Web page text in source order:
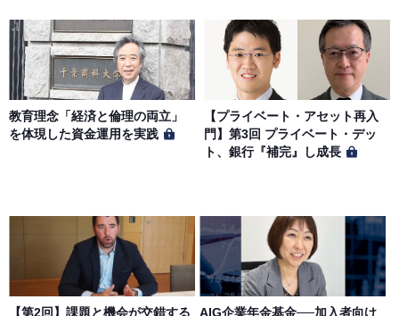
教育理念「経済と倫理の両立」
を体現した資金運用を実践
【プライベート・アセット再入
門】第3回 プライベート・デッ
ト、銀行『補完』し成長
【第2回】課題と機会が交錯する
AIG企業年金基金──加入者向け